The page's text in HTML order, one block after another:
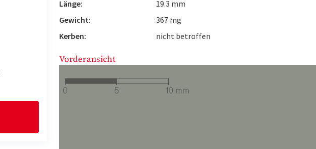
Länge:
19.3 mm
Gewicht:
367 mg
Kerben:
nicht betroffen
Vorderansicht